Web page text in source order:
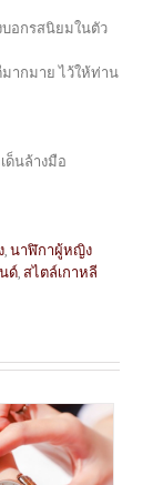
บอกรสนิยมในตัว
ากมาย ไว้ให้ท่าน
ด็นล้างมือ
,นาฬิกาผู้หญิง
ด์,สไตล์เกาหลี